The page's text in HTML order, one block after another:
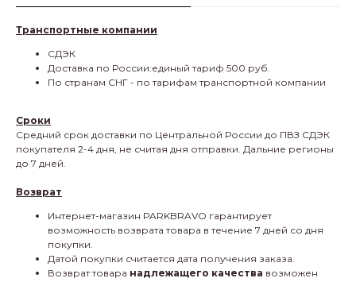
Транспортные компании
СДЭК
Доставка по России:единый тариф 500 руб.
По странам СНГ - по тарифам транспортной компании
Сроки
Средний срок доставки по Центральной России до ПВЗ СДЭК
покупателя 2-4 дня, не считая дня отправки. Дальние регионы
до 7 дней.
Возврат
Интернет-магазин PARKBRAVO гарантирует
возможность возврата товара в течение 7 дней со дня
покупки.
Датой покупки считается дата получения заказа.
Возврат товара надлежащего качества возможен